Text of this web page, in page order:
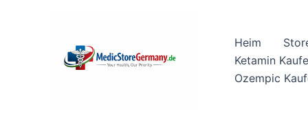
Heim
Ketamin
Ozempic